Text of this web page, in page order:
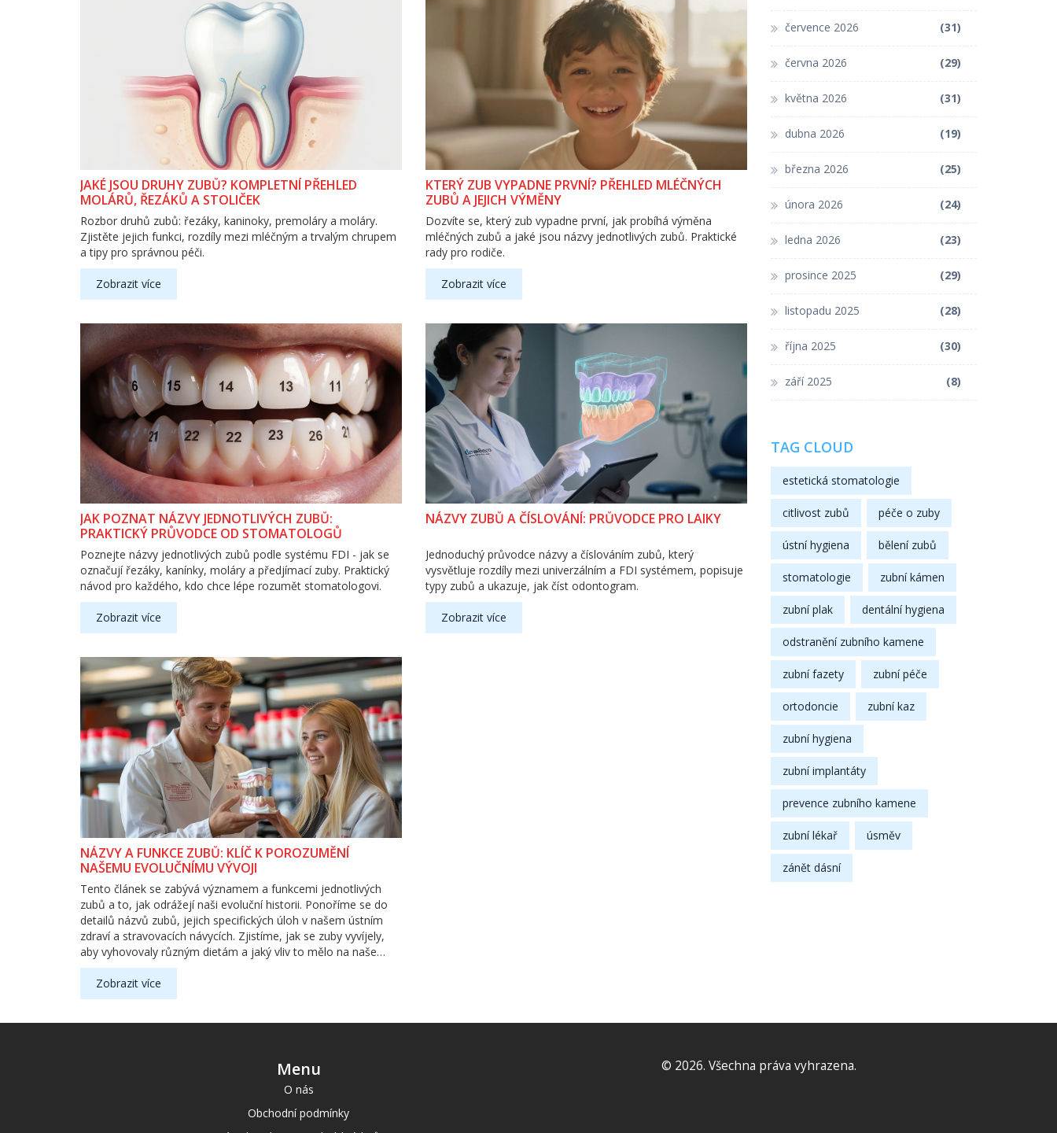
JAKÉ JSOU DRUHY ZUBŮ? KOMPLETNÍ PŘEHLED
MOLÁRŮ, ŘEZÁKŮ A STOLIČEK
Rozbor druhů zubů: řezáky, kaninoky, premoláry a moláry.
Zjistěte jejich funkci, rozdíly mezi mléčným a trvalým chrupem
a tipy pro správnou péči.
Zobrazit více
KTERÝ ZUB VYPADNE PRVNÍ? PŘEHLED MLÉČNÝCH
ZUBŮ A JEJICH VÝMĚNY
Dozvíte se, který zub vypadne první, jak probíhá výměna
mléčných zubů a jaké jsou názvy jednotlivých zubů. Praktické
rady pro rodiče.
Zobrazit více
JAK POZNAT NÁZVY JEDNOTLIVÝCH ZUBŮ:
PRAKTICKÝ PRŮVODCE OD STOMATOLOGŮ
Poznejte názvy jednotlivých zubů podle systému FDI - jak se
označují řezáky, kanínky, moláry a předjímací zuby. Praktický
návod pro každého, kdo chce lépe rozumět stomatologovi.
Zobrazit více
NÁZVY ZUBŮ A ČÍSLOVÁNÍ: PRŮVODCE PRO LAIKY
Jednoduchý průvodce názvy a číslováním zubů, který
vysvětluje rozdíly mezi univerzálním a FDI systémem, popisuje
typy zubů a ukazuje, jak číst odontogram.
Zobrazit více
NÁZVY A FUNKCE ZUBŮ: KLÍČ K POROZUMĚNÍ
NAŠEMU EVOLUČNÍMU VÝVOJI
Tento článek se zabývá významem a funkcemi jednotlivých
zubů a to, jak odrážejí naši evoluční historii. Ponoříme se do
detailů názvů zubů, jejich specifických úloh v našem ústním
zdraví a stravovacích návycích. Zjistíme, jak se zuby vyvíjely,
aby vyhovovaly různým dietám a jaký vliv to mělo na naše
přežití a vývoj. Tento text je určen k poskytnutí užitečných a
zajímavých informací pro každého, kdo si přeje nahlédnout
hlouběji do spojitosti mezi naším fyzickým vývojem a způsoby,
Zobrazit více
července 2026 (31)
června 2026 (29)
května 2026 (31)
dubna 2026 (19)
března 2026 (25)
února 2026 (24)
ledna 2026 (23)
prosince 2025 (29)
listopadu 2025 (28)
října 2025 (30)
září 2025 (8)
TAG CLOUD
estetická stomatologie
citlivost zubů péče o zuby
ústní hygiena bělení zubů
stomatologie zubní kámen
zubní plak dentální hygiena
odstranění zubního kamene
zubní fazety zubní péče
ortodoncie zubní kaz
zubní hygiena
zubní implantáty
prevence zubního kamene
zubní lékař úsměv
zánět dásní
Menu
O nás
Obchodní podmínky
© 2026. Všechna práva vyhrazena.